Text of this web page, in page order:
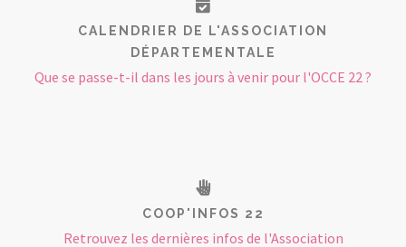
CALENDRIER DE L'ASSOCIATION
DÉPARTEMENTALE
Que se passe-t-il dans les jours à venir pour l'OCCE 22 ?
COOP'INFOS 22
Retrouvez les dernières infos de l'Association